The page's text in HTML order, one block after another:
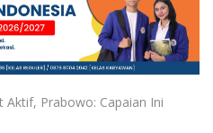
Aktif, Prabowo: Capaian Ini